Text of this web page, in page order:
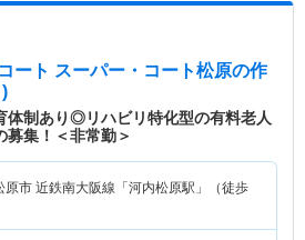
ート スーパー・コート松原の作
体制あり◎リハビリ特化型の有料老人
募集！＜非常勤＞
原市 近鉄南大阪線「河内松原駅」（徒歩